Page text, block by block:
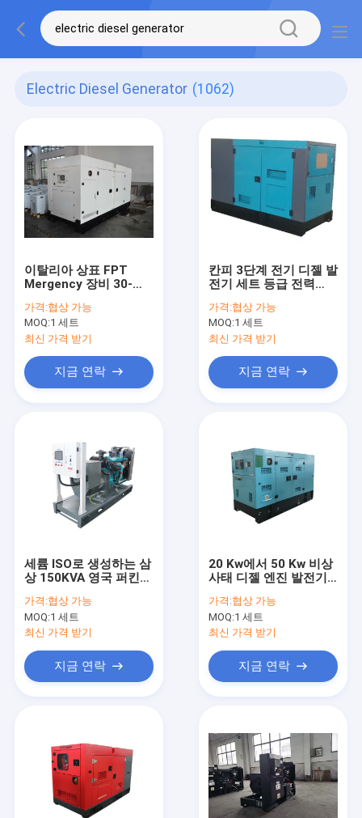
Electric Diesel Generator (1062)
이탈리아 상표 FPT
Mergency 장비 30-
수 전기 디젤 엔진 발전
기 세트
가격:협상 가능
MOQ:1 세트
최신 가격 받기
지금 연락
칸피 3단계 전기 디젤 발
전기 세트 등급 전력
가격:협상 가능
MOQ:1 세트
최신 가격 받기
지금 연락
세륨 ISO로 생성하는 삼
상 150KVA 영국 퍼킨스
가격:협상 가능
MOQ:1 세트
최신 가격 받기
지금 연락
20 Kw에서 50 Kw 비상
사태 디젤 엔진 발전기
진 발전기 세트
가격:협상 가능
MOQ:1 세트
최신 가격 받기
지금 연락